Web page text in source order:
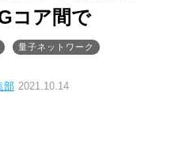
コア間で
量子ネットワーク
部 2021.10.14